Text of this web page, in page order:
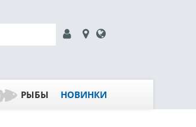
РЫБЫ НОВИНКИ